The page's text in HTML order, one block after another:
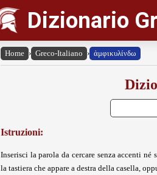
Dizionario
Home › Greco-Italiano › ἀμφικυλίνδω
Istruzioni:
Inserisci la parola da cercare senza accenti
la tastiera che appare a destra della casella,